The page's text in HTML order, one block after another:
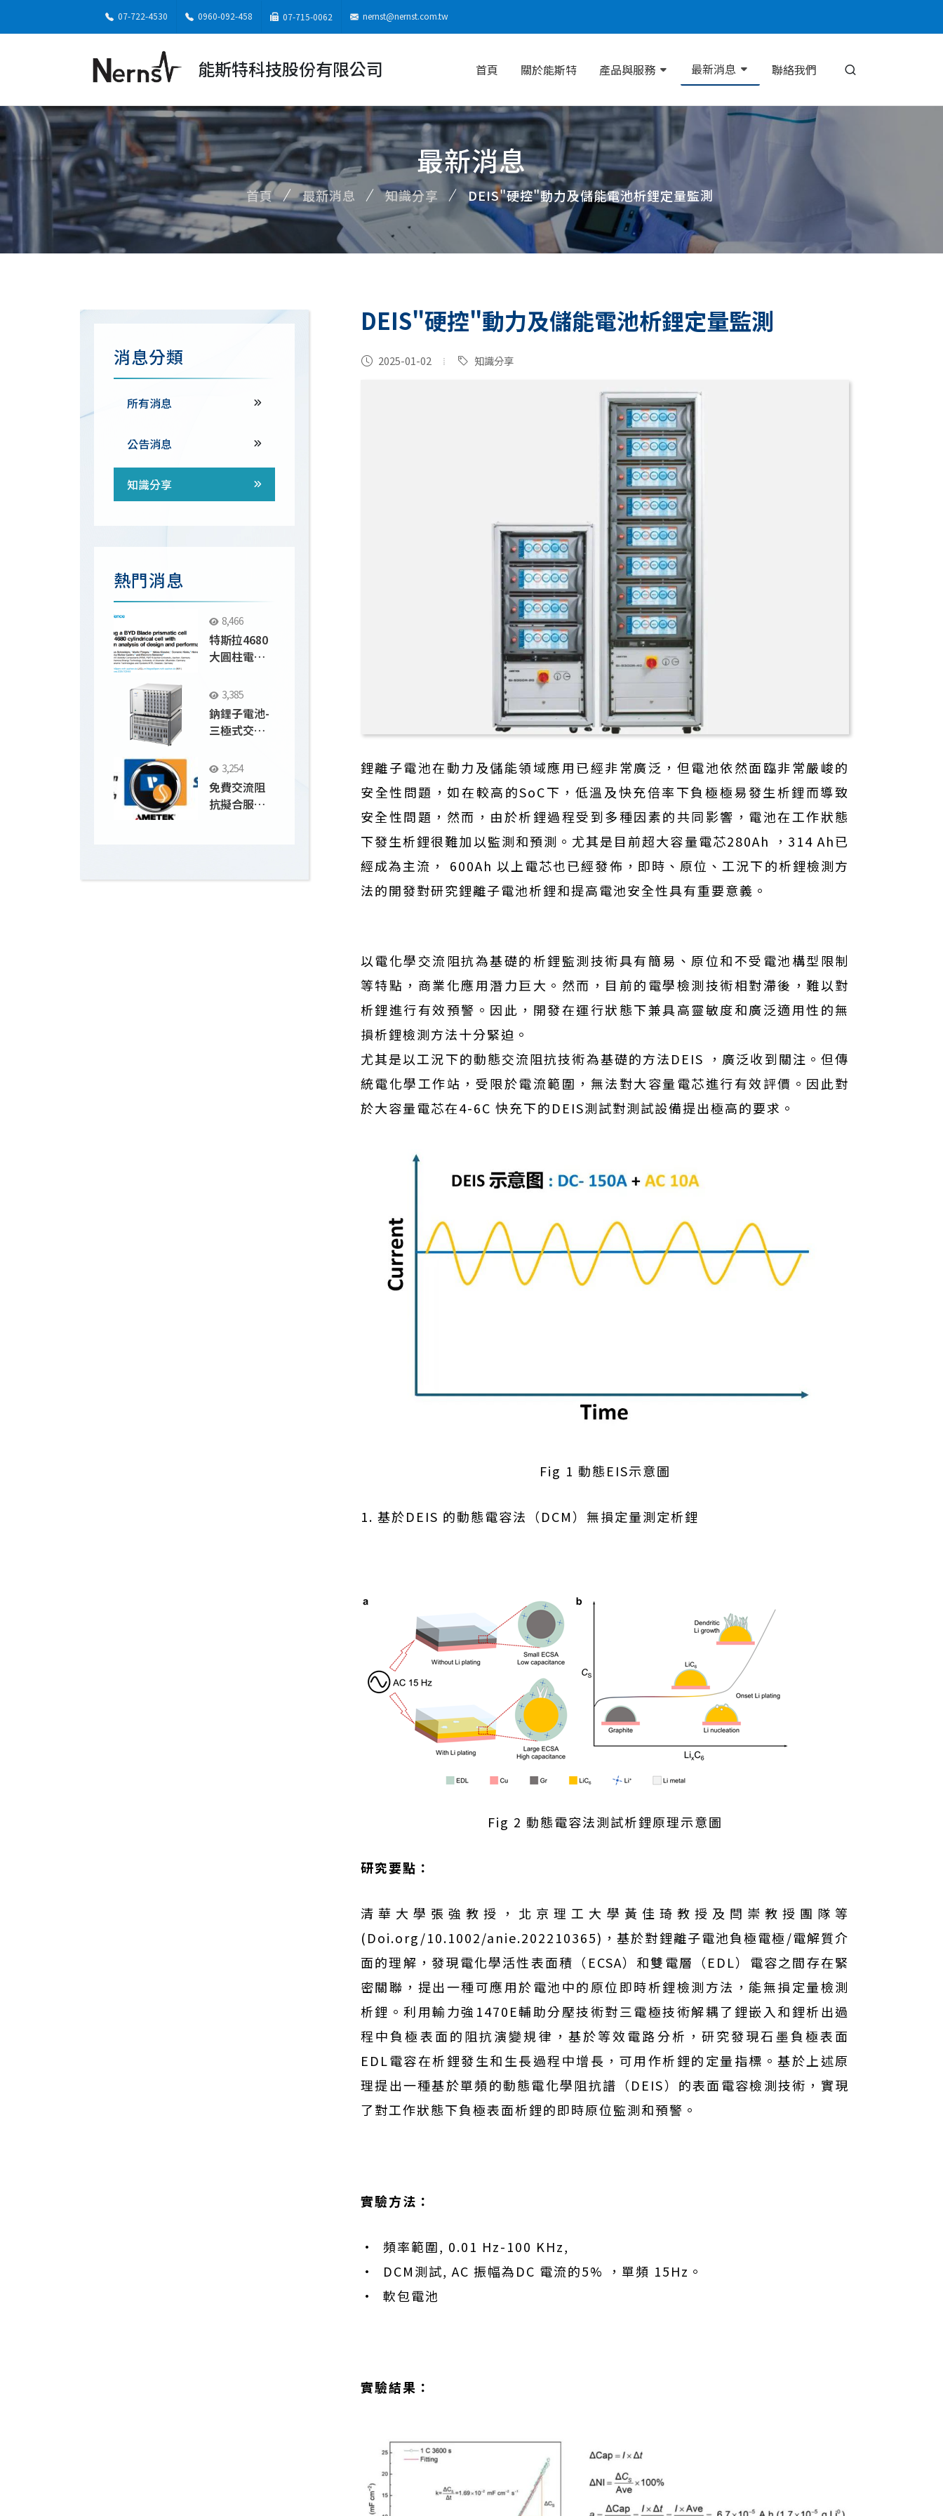
07-722-4530 0960-092-458 07-715-0062 nernst@nernst.com.tw
能斯特科技股份有限公司 首頁 關於能斯特 產品與服務 最新消息 聯絡我們
最新消息
首頁 最新消息 知識分享 DEIS"硬控"動力及儲能電池析鋰定量監測
消息分類
所有消息
公告消息
知識分享
熱門消息
8,466
特斯拉4680
大圓柱電池
片電池；
Solartron
9300應用
3,385
鈉鋰子電池-
三極式交流
環後正負極
界面之變化
3,254
免費交流阻
抗擬合服務
DEIS"硬控"動力及儲能電池析鋰定量監測
2025-01-02 知識分享
鋰離子電池在動力及儲能領域應用已經非常廣泛，但電池依然面臨非常嚴峻的
安全性問題，如在較高的SoC下，低溫及快充倍率下負極極易發生析鋰而導致
安全性問題，然而，由於析鋰過程受到多種因素的共同影響，電池在工作狀態
下發生析鋰很難加以監測和預測。尤其是目前超大容量電芯280Ah ，314 Ah已
經成為主流， 600Ah 以上電芯也已經發佈，即時、原位、工況下的析鋰檢測方
法的開發對研究鋰離子電池析鋰和提高電池安全性具有重要意義。
以電化學交流阻抗為基礎的析鋰監測技術具有簡易、原位和不受電池構型限制
等特點，商業化應用潛力巨大。然而，目前的電學檢測技術相對滯後，難以對
析鋰進行有效預警。因此，開發在運行狀態下兼具高靈敏度和廣泛適用性的無
損析鋰檢測方法十分緊迫。
尤其是以工況下的動態交流阻抗技術為基礎的方法DEIS ，廣泛收到關注。但傳
統電化學工作站，受限於電流範圍，無法對大容量電芯進行有效評價。因此對
於大容量電芯在4-6C 快充下的DEIS測試對測試設備提出極高的要求。
Fig 1 動態EIS示意圖
1. 基於DEIS 的動態電容法（DCM）無損定量測定析鋰
Fig 2 動態電容法測試析鋰原理示意圖
研究要點：
清華大學張強教授，北京理工大學黃佳琦教授及閆崇教授團隊等
(Doi.org/10.1002/anie.202210365)，基於對鋰離子電池負極電極/電解質介
面的理解，發現電化學活性表面積（ECSA）和雙電層（EDL）電容之間存在緊
密關聯，提出一種可應用於電池中的原位即時析鋰檢測方法，能無損定量檢測
析鋰。利用輸力強1470E輔助分壓技術對三電極技術解耦了鋰嵌入和鋰析出過
程中負極表面的阻抗演變規律，基於等效電路分析，研究發現石墨負極表面
EDL電容在析鋰發生和生長過程中增長，可用作析鋰的定量指標。基於上述原
理提出一種基於單頻的動態電化學阻抗譜（DEIS）的表面電容檢測技術，實現
了對工作狀態下負極表面析鋰的即時原位監測和預警。
實驗方法：
• 頻率範圍, 0.01 Hz-100 KHz,
• DCM測試, AC 振幅為DC 電流的5% ，單頻 15Hz。
• 軟包電池
實驗結果：